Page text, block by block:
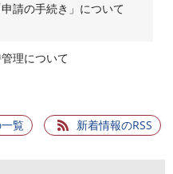
請の手続き」について
理について
覧 新着情報のRSS